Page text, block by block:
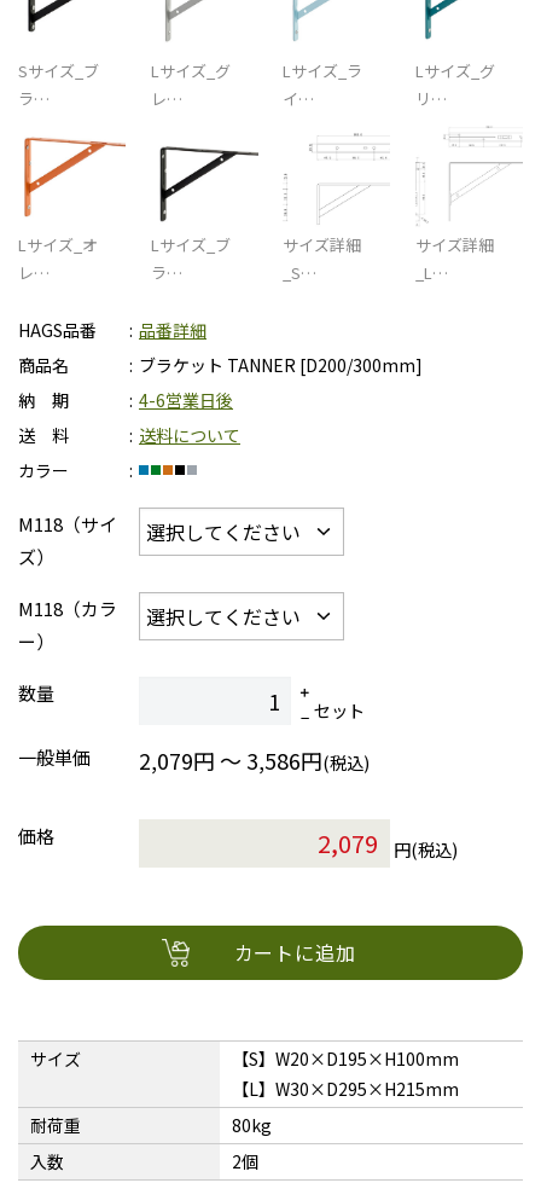
Sサイズ_ブ
ラ…
Lサイズ_グ
レ…
Lサイズ_ラ
イ…
Lサイズ_グ
リ…
Lサイズ_オ
レ…
Lサイズ_ブ
ラ…
サイズ詳細
_S…
サイズ詳細
_L…
HAGS品番
品番詳細
商品名
ブラケット TANNER [D200/300mm]
納 期
4-6営業日後
送 料
送料について
カラー
M118（サイ
ズ）
M118（カラ
ー）
数量
セット
一般単価
2,079円 ～ 3,586円(税込)
価格
円(税込)
カートに追加
サイズ
【S】W20×D195×H100mm
【L】W30×D295×H215mm
耐荷重
80kg
入数
2個